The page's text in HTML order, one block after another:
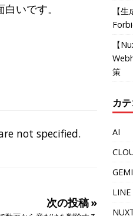
いです。
not specified.
次の投稿 »
【
【
策
カ
AI
LINE